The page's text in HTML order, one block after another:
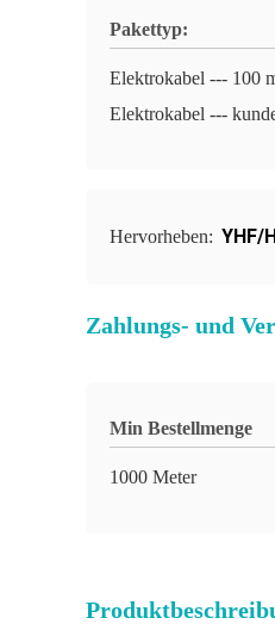
Pakettyp:
Elektrokabel --- 100
Elektrokabel ---
Hervorheben: YHF/
Zahlungs- und
Min Bestellmenge
1000 Meter